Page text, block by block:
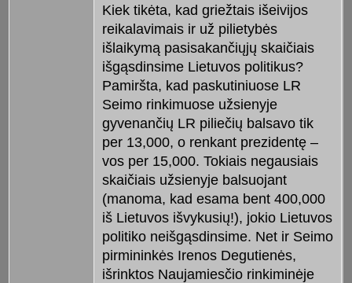
Kiek tikėta, kad griežtais išeivijos
reikalavimais ir už pilietybės
išlaikymą pasisakančiųjų skaičiais
išgąsdinsime Lietuvos politikus?
Pamiršta, kad paskutiniuose LR
Seimo rinkimuose užsienyje
gyvenančių LR piliečių balsavo tik
per 13,000, o renkant prezidentę –
vos per 15,000. Tokiais negausiais
skaičiais užsienyje balsuojant
(manoma, kad esama bent 400,000
iš Lietuvos išvykusių!), jokio Lietuvos
politiko neišgąsdinsime. Net ir Seimo
pirmininkės Irenos Degutienės,
išrinktos Naujamiesčio rinkiminėje